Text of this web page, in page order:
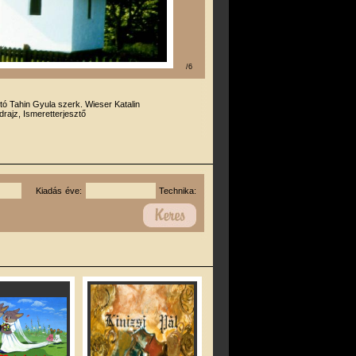
/6
Tahin Gyula szerk. Wieser Katalin
Ismeretterjesztő
Kiadás éve: Technika: